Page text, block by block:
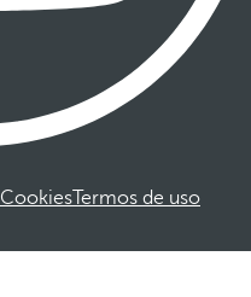
CookiesTermos de uso